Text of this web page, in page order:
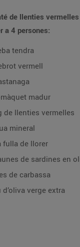
de llenties
a 4 persones:
tendra
vermell
madur
de llenties vermelles
mineral
fulla de llorer
de sardines en
de carbassa
d’oliva verge extra